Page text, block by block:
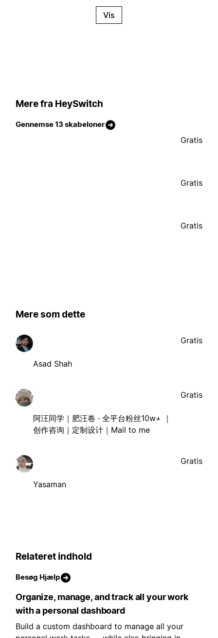
Vis
Mere fra HeySwitch
Gennemse 13 skabeloner
Gratis
Gratis
Gratis
Mere som dette
Asad Shah
Gratis
阿汪同学｜肥汪卷 · 全平台粉丝10w+ ｜
创作咨询｜定制设计｜Mail to me
Gratis
Yasaman
Gratis
Relateret indhold
Besøg Hjælp
Organize, manage, and track all your work
with a personal dashboard
Build a custom dashboard to manage all your